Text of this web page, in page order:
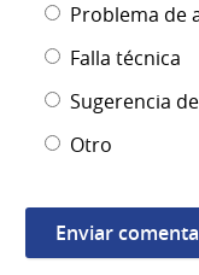
Problema de
Falla técnica
Sugerencia
Otro